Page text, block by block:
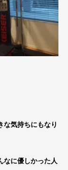
な気持ちにもなり
なに優しかった人